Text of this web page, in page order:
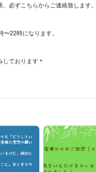
必ずこちらからご連絡致します
22時になります。
しております＊
サージ師・セラピスト 経験
士・ベビーシッター
手相